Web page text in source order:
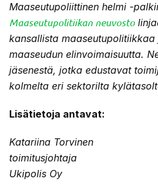
Maaseutupoliittinen helmi -
Maaseutupolitiikan neuvosto
kansallista
maaseudun elinvoimaisuutta.
jäsenestä, jotka edustavat
kolmelta eri sektorilta
Lisätietoja antavat:
Katariina Torvinen
toimitusjohtaja
Ukipolis Oy